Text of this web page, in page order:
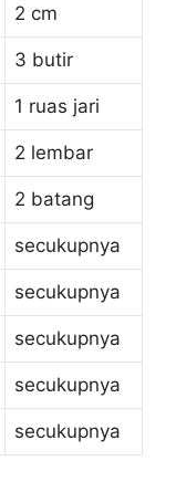
2 cm
3 butir
1 ruas jari
2 lembar
2 batang
secukupnya
secukupnya
secukupnya
secukupnya
secukupnya